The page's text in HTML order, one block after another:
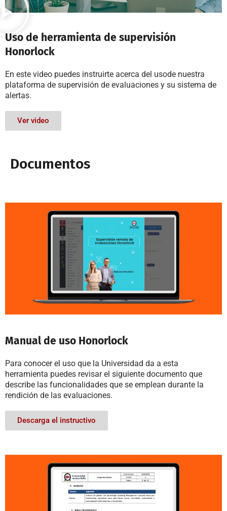
Uso de herramienta de supervisión
Honorlock
En este video puedes instruirte acerca del usode nuestra
plataforma de supervisión de evaluaciones y su sistema de
alertas.
Ver video
Documentos
Manual de uso Honorlock
Para conocer el uso que la Universidad da a esta
herramienta puedes revisar el siguiente documento que
describe las funcionalidades que se emplean durante la
rendición de las evaluaciones.
Descarga el instructivo